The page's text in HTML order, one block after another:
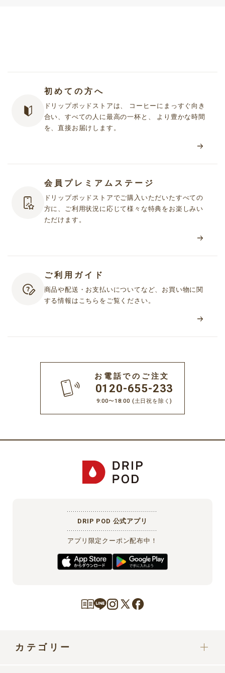
初めての方へ
ドリップポッドストアは、 コーヒーにまっすぐ向き
合い、すべての人に最高の一杯と、 より豊かな時間
を、直接お届けします。
会員プレミアムステージ
ドリップポッドストアでご購入いただいたすべての
方に、ご利用状況に応じて様々な特典をお楽しみい
ただけます。
ご利用ガイド
商品や配送・お支払いについてなど、お買い物に関
する情報はこちらをご覧ください。
お電話でのご注文
0120-655-233
9:00〜18:00 (土日祝を除く)
DRIP POD 公式アプリ
アプリ限定クーポン配布中！
カテゴリー